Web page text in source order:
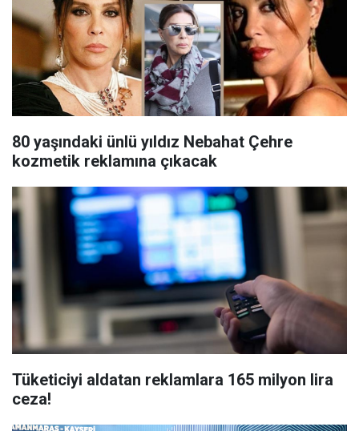
80 yaşındaki ünlü yıldız Nebahat Çehre
kozmetik reklamına çıkacak
Tüketiciyi aldatan reklamlara 165 milyon lira
ceza!